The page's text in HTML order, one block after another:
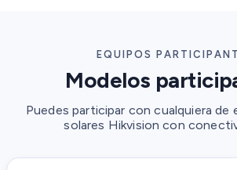
EQUIPOS
Modelos
Puedes participar con cualquiera de
solares Hikvision con